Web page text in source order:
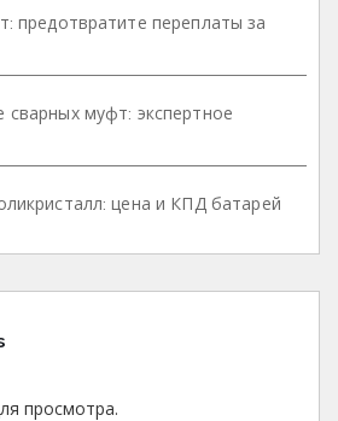
предотвратите переплаты за
муфт: экспертное
цена и КПД батарей
просмотра.